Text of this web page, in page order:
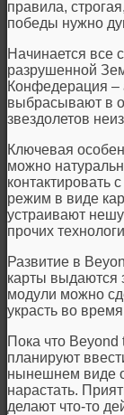
правила,
победы нужно
Начинается все
разрушенной
Конфедерация –
выбрасывают в
звездолетов
Ключевая
можно
контактировать
режим в виде
устраивают
прочих
Развитие в
карты выдаются
модули можно
украсть во
Пока что
планируют
нынешнем виде
нарастать.
делают что-то